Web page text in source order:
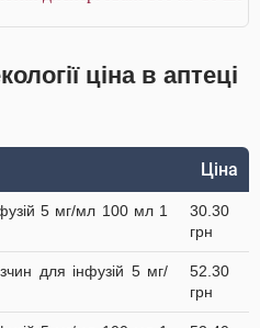
ціна в аптеці
Ціна
5 мг/мл 100 мл 1
30.30
грн
для інфузій 5 мг/
52.30
грн